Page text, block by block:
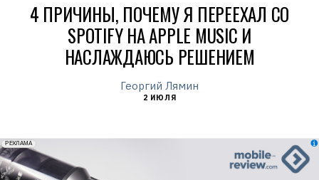
4 ПРИЧИНЫ, ПОЧЕМУ Я ПЕРЕЕХАЛ СО
SPOTIFY НА APPLE MUSIC И
НАСЛАЖДАЮСЬ РЕШЕНИЕМ
Георгий Лямин
2 ИЮЛЯ
erid: 2VfnxxmNzs5
РЕКЛАМА